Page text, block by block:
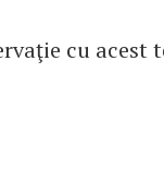
cu acest